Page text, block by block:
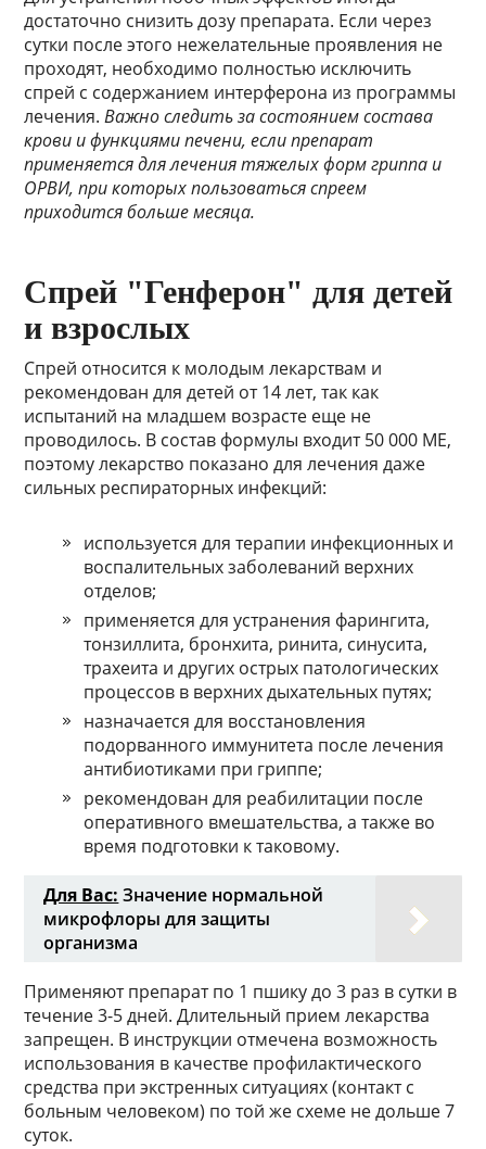
достаточно снизить дозу препарата. Если через
сутки после этого нежелательные проявления не
проходят, необходимо полностью исключить
спрей с содержанием интерферона из программы
лечения.Важно следить за состоянием состава
крови и функциями печени, если препарат
применяется для лечения тяжелых форм гриппа и
ОРВИ, при которых пользоваться спреем
приходится больше месяца.
Спрей "Генферон" для детей
и взрослых
Спрей относится к молодым лекарствам и
рекомендован для детей от 14 лет, так как
испытаний на младшем возрасте еще не
проводилось. В состав формулы входит 50 000 МЕ,
поэтому лекарство показано для лечения даже
сильных респираторных инфекций:
используется для терапии инфекционных и
воспалительных заболеваний верхних
отделов;
применяется для устранения фарингита,
тонзиллита, бронхита, ринита, синусита,
трахеита и других острых патологических
процессов в верхних дыхательных путях;
назначается для восстановления
подорванного иммунитета после лечения
антибиотиками при гриппе;
рекомендован для реабилитации после
оперативного вмешательства, а также во
время подготовки к таковому.
Для Вас: Значение нормальной
микрофлоры для защиты
организма
Применяют препарат по 1 пшику до 3 раз в сутки в
течение 3-5 дней. Длительный прием лекарства
запрещен. В инструкции отмечена возможность
использования в качестве профилактического
средства при экстренных ситуациях (контакт с
больным человеком) по той же схеме не дольше 7
суток.